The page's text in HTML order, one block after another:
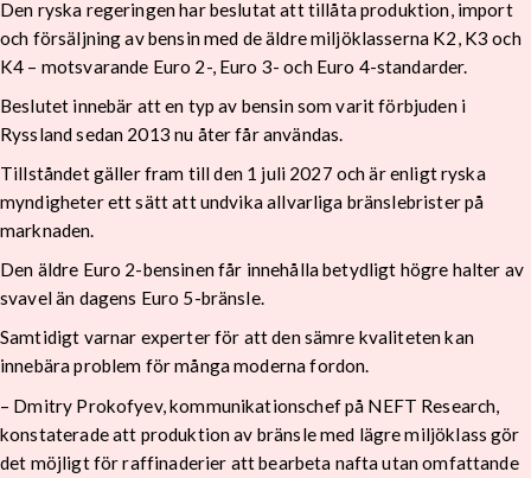
Den ryska regeringen har beslutat att tillåta produktion, import
och försäljning av bensin med de äldre miljöklasserna K2, K3 och
K4 – motsvarande Euro 2-, Euro 3- och Euro 4-standarder.
Beslutet innebär att en typ av bensin som varit förbjuden i
Ryssland sedan 2013 nu åter får användas.
Tillståndet gäller fram till den 1 juli 2027 och är enligt ryska
myndigheter ett sätt att undvika allvarliga bränslebrister på
marknaden.
Den äldre Euro 2-bensinen får innehålla betydligt högre halter av
svavel än dagens Euro 5-bränsle.
Samtidigt varnar experter för att den sämre kvaliteten kan
innebära problem för många moderna fordon.
– Dmitry Prokofyev, kommunikationschef på NEFT Research,
konstaterade att produktion av bränsle med lägre miljöklass gör
det möjligt för raffinaderier att bearbeta nafta utan omfattande